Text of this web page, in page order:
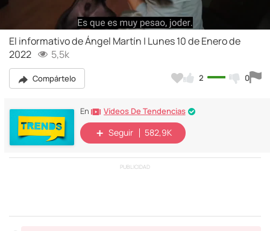
Video
El informativo de Ángel Martín | Lunes 10 de Enero de
2022
5,5k
Compártelo 2 0
En Vídeos De Tendencias
Seguir 582,9K
PUBLICIDAD